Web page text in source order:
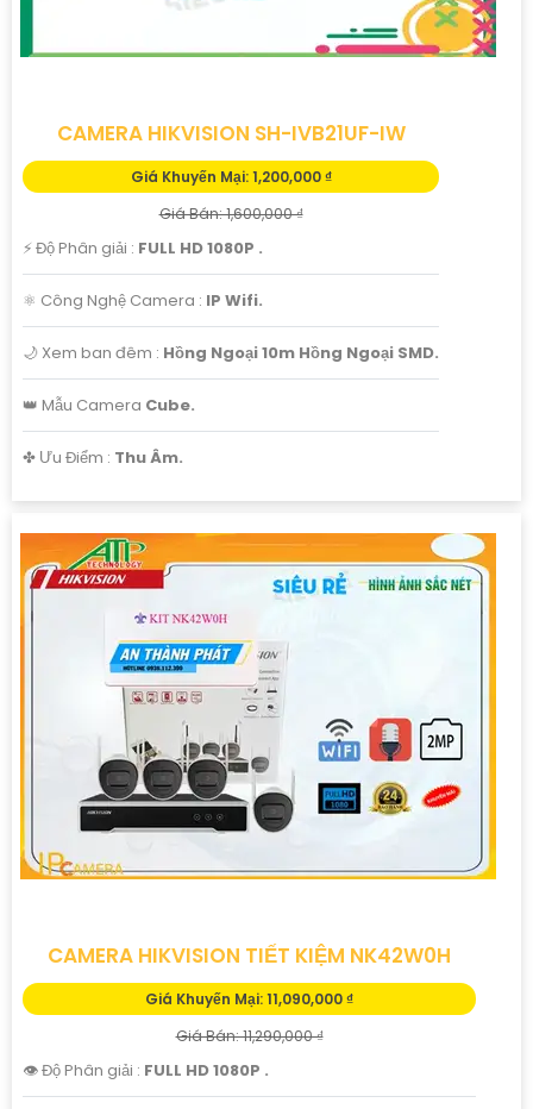
Hy vọng bạn sẽ tìm được camera Wifi chính hãng phù
hợp với nhu cầu của mình.
CAMERA HIKVISION SH-IVB21UF-IW
Giá Khuyến Mại: 1,200,000 ₫
Giá Bán: 1,600,000 ₫
️⚡ Độ Phân giải : FULL HD 1080P .
⚛️ Công Nghệ Camera : IP Wifi.
🌙 Xem ban đêm : Hồng Ngoại 10m Hồng Ngoại SMD.
👑 Mẫu Camera Cube.
️✤ Ưu Điểm : Thu Âm.
CAMERA HIKVISION TIẾT KIỆM NK42W0H
Giá Khuyến Mại: 11,090,000 ₫
Giá Bán: 11,290,000 ₫
👁 Độ Phân giải : FULL HD 1080P .